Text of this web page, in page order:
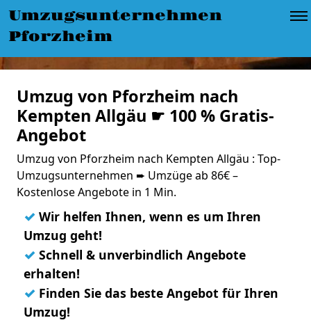
Umzugsunternehmen
Pforzheim
Umzug von Pforzheim nach
Kempten Allgäu ☛ 100 % Gratis-
Angebot
Umzug von Pforzheim nach Kempten Allgäu : Top-
Umzugsunternehmen ➨ Umzüge ab 86€ –
Kostenlose Angebote in 1 Min.
✓ Wir helfen Ihnen, wenn es um Ihren
Umzug geht!
✓ Schnell & unverbindlich Angebote
erhalten!
✓ Finden Sie das beste Angebot für Ihren
Umzug!